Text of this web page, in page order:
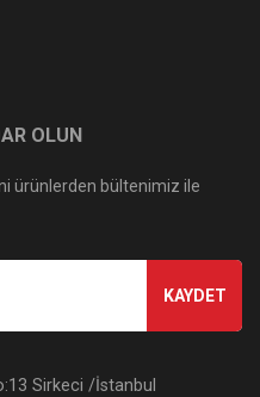
OLUN
ürünlerden bültenimiz ile
KAYDET
Sirkeci /İstanbul